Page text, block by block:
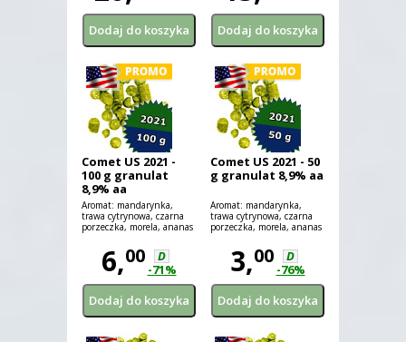
Comet US 2021 -
100 g granulat
8,9% aa
Aromat: mandarynka,
trawa cytrynowa, czarna
porzeczka, morela, ananas
6,00
D
-71%
Comet US 2021 - 50
g granulat 8,9% aa
Aromat: mandarynka,
trawa cytrynowa, czarna
porzeczka, morela, ananas
3,00
D
-76%